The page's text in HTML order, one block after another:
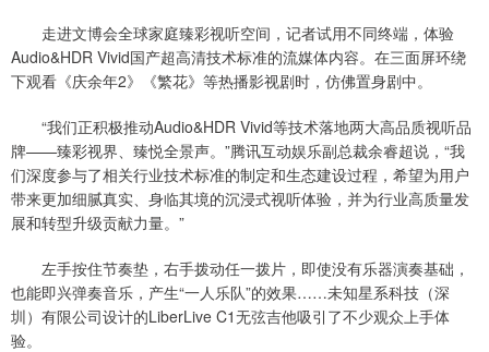
走进文博会全球家庭臻彩视听空间，记者试用不同终端，体验
Audio&HDR Vivid国产超高清技术标准的流媒体内容。在三面屏环绕
下观看《庆余年2》《繁花》等热播影视剧时，仿佛置身剧中。
“我们正积极推动Audio&HDR Vivid等技术落地两大高品质视听品
牌——臻彩视界、臻悦全景声。”腾讯互动娱乐副总裁余睿超说，“我
们深度参与了相关行业技术标准的制定和生态建设过程，希望为用户
带来更加细腻真实、身临其境的沉浸式视听体验，并为行业高质量发
展和转型升级贡献力量。”
左手按住节奏垫，右手拨动任一拨片，即使没有乐器演奏基础，
也能即兴弹奏音乐，产生“一人乐队”的效果……未知星系科技（深
圳）有限公司设计的LiberLive C1无弦吉他吸引了不少观众上手体
验。